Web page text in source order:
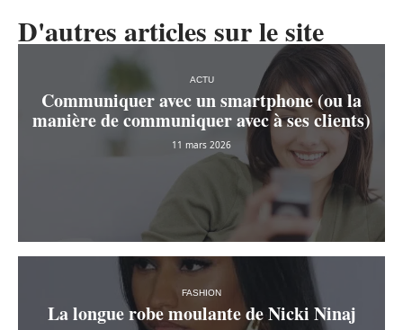
D'autres articles sur le site
ACTU
Communiquer avec un smartphone (ou la
manière de communiquer avec à ses clients)
11 mars 2026
FASHION
La longue robe moulante de Nicki Ninaj